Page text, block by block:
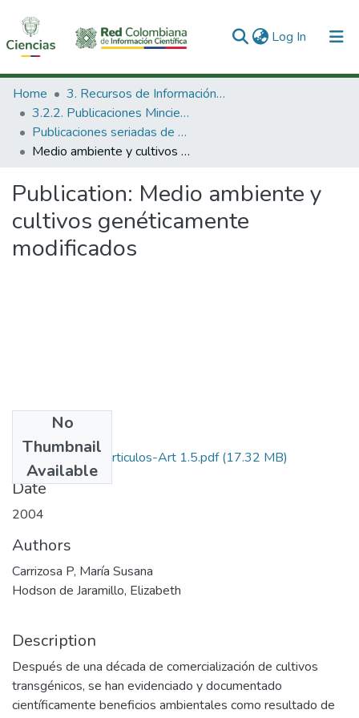
Log In (current)
Communities & Collections
All of DSpace
Statistics
Home
3. Recursos de Información Científica y Tecnológica
3.2.2. Publicaciones Minciencias
Publicaciones seriadas de Minciencias
Medio ambiente y cultivos genéticamente modificados
Publication: Medio ambiente y
cultivos genéticamente
modificados
No
Thumbnail
Available
2004-V22-N1-Articulos-Art 1.5.pdf(17.32 MB)
Date
2004
Authors
Carrizosa P, María Susana
Hodson de Jaramillo, Elizabeth
Description
Después de una década de comercialización de cultivos
transgénicos, se han evidenciado y documentado
científicamente beneficios ambientales como resultado de